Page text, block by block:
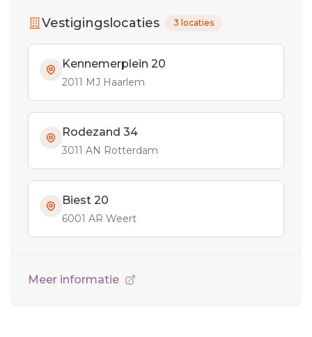
Vestigingslocaties 3 locaties
Kennemerplein 20
2011 MJ Haarlem
Rodezand 34
3011 AN Rotterdam
Biest 20
6001 AR Weert
Meer informatie